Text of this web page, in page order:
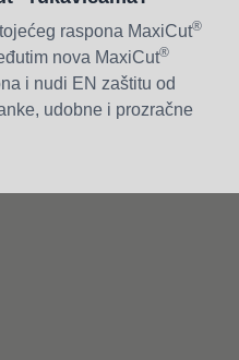
raspona MaxiCut®
nova MaxiCut®
i nudi EN zaštitu od
udobne i prozračne